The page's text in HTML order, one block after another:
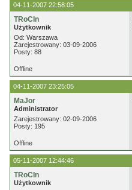
04-11-2007 22:58:05
TRoCIn
Użytkownik
Od: Warszawa
Zarejestrowany: 03-09-2006
Posty: 88
Offline
04-11-2007 23:25:05
MaJor
Administrator
Zarejestrowany: 02-09-2006
Posty: 195
Offline
05-11-2007 12:44:46
TRoCIn
Użytkownik